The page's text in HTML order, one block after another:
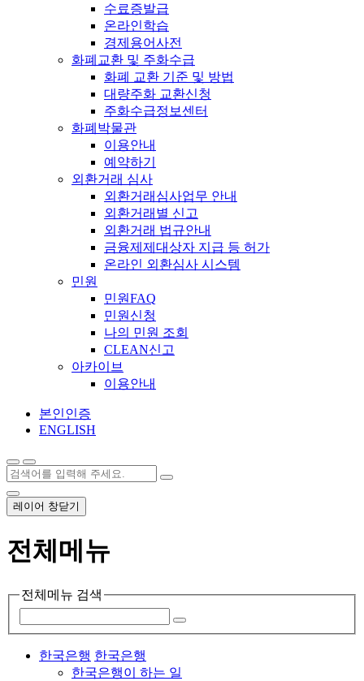
수료증발급
온라인학습
경제용어사전
화폐교환 및 주화수급
화폐 교환 기준 및 방법
대량주화 교환신청
주화수급정보센터
화폐박물관
이용안내
예약하기
외환거래 심사
외환거래심사업무 안내
외환거래별 신고
외환거래 법규안내
금융제제대상자 지급 등 허가
온라인 외환심사 시스템
민원
민원FAQ
민원신청
나의 민원 조회
CLEAN신고
아카이브
이용안내
본인인증
ENGLISH
레이어 창닫기
전체메뉴
전체메뉴 검색
한국은행 한국은행
한국은행이 하는 일